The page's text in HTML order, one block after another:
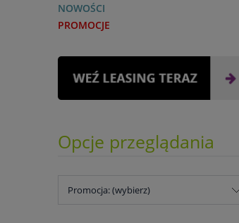
NOWOŚCI
PROMOCJE
Opcje przeglądania
Promocja: (wybierz)